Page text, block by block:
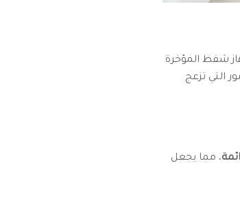
شفط المؤخرة
التي تزعج
، مما يجعل